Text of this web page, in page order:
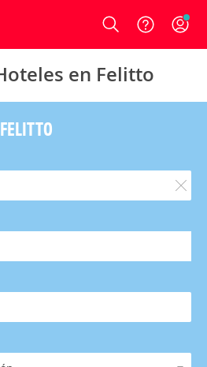
Login
en Felitto